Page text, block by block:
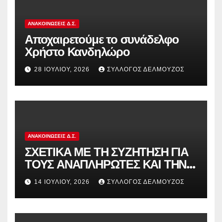
ΑΝΑΚΟΙΝΏΣΕΙΣ Δ.Σ.
Αποχαιρετούμε το συνάδελφο
Χρήστο Κανδηλώρο
28 ΙΟΥΛΊΟΥ, 2026 ΣΎΛΛΟΓΟΣ ΔΕΛΜΟΎΖΟΣ
ΑΝΑΚΟΙΝΏΣΕΙΣ Δ.Σ.
ΣΧΕΤΙΚΑ ΜΕ ΤΗ ΣΥΖΗΤΗΣΗ ΓΙΑ
ΤΟΥΣ ΑΝΑΠΛΗΡΩΤΕΣ ΚΑΙ ΤΗΝ
ΠΑΡΑΠΟΜΠΗ ΤΗΣ ΕΛΛΑΔΑΣ
ΣΤΟ ΕΥΡΩΠΑΪΚΟ ΔΙΚΑΣΤΗΡΙΟ
14 ΙΟΥΛΊΟΥ, 2026 ΣΎΛΛΟΓΟΣ ΔΕΛΜΟΎΖΟΣ